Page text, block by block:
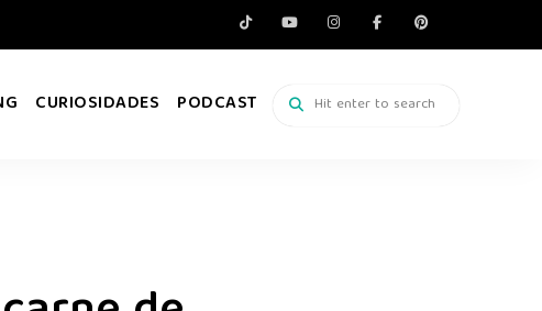
CURIOSIDADES PODCAST